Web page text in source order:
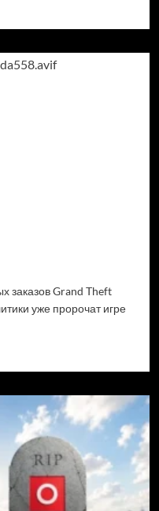
заказов Grand Theft
уже пророчат игре